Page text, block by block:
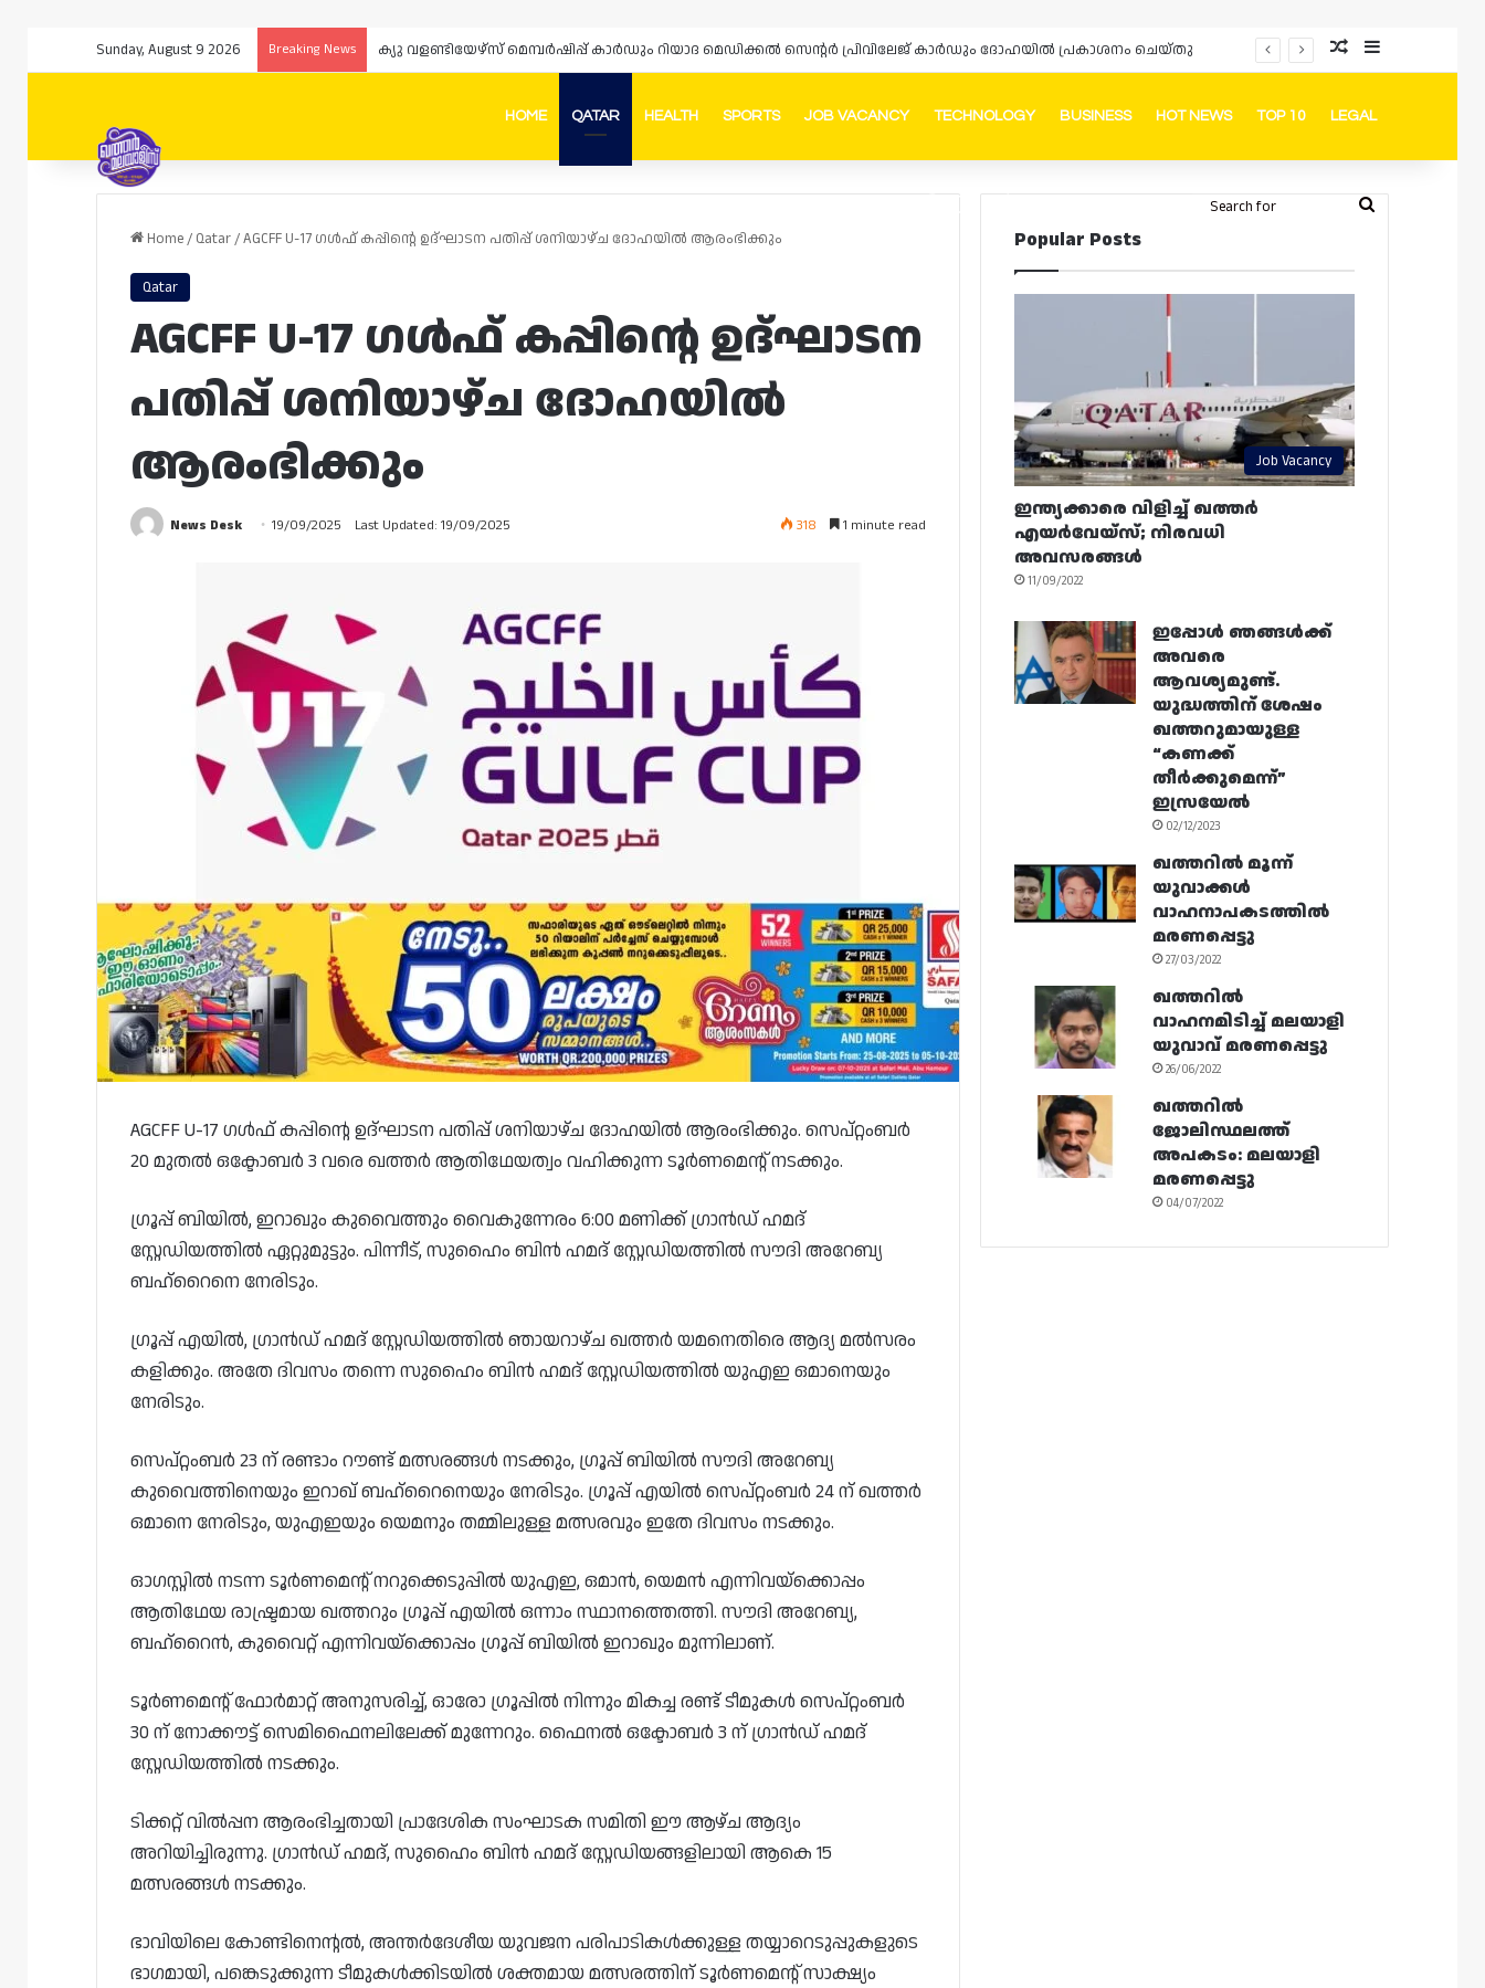
Sunday, August 9 2026 Breaking News ക്യു വളണ്ടിയേഴ്‌സ് മെമ്പർഷിപ്പ് കാർഡും റിയാദ മെഡിക്കൽ സെന്റർ പ്രിവിലേജ് കാർഡും ദോഹയിൽ പ്രകാശനം ചെയ്തു Random Article
Sidebar
HOME QATAR HEALTH SPORTS JOB VACANCY TECHNOLOGY BUSINESS HOT NEWS TOP 10 LEGAL
FacebookInstagram
Telegram
Whatsapp Random Article
Switch skin
Search
Home/ Qatar/AGCFF U-17 ഗൾഫ് കപ്പിന്റെ ഉദ്ഘാടന പതിപ്പ് ശനിയാഴ്ച ദോഹയിൽ ആരംഭിക്കും
Qatar
AGCFF U-17 ഗൾഫ് കപ്പിന്റെ ഉദ്ഘാടന
പതിപ്പ് ശനിയാഴ്ച ദോഹയിൽ
ആരംഭിക്കും
News Desk 19/09/2025 Last Updated: 19/09/2025 318 1 minute read
AGCFF U-17 ഗൾഫ് കപ്പിന്റെ ഉദ്ഘാടന പതിപ്പ് ശനിയാഴ്ച ദോഹയിൽ ആരംഭിക്കും. സെപ്റ്റംബർ
20 മുതൽ ഒക്ടോബർ 3 വരെ ഖത്തർ ആതിഥേയത്വം വഹിക്കുന്ന ടൂർണമെന്റ് നടക്കും.
ഗ്രൂപ്പ് ബിയിൽ, ഇറാഖും കുവൈത്തും വൈകുന്നേരം 6:00 മണിക്ക് ഗ്രാൻഡ് ഹമദ്
സ്റ്റേഡിയത്തിൽ ഏറ്റുമുട്ടും. പിന്നീട്, സുഹൈം ബിൻ ഹമദ് സ്റ്റേഡിയത്തിൽ സൗദി അറേബ്യ
ബഹ്‌റൈനെ നേരിടും.
ഗ്രൂപ്പ് എയിൽ, ഗ്രാൻഡ് ഹമദ് സ്റ്റേഡിയത്തിൽ ഞായറാഴ്ച ഖത്തർ യമനെതിരെ ആദ്യ മൽസരം
കളിക്കും. അതേ ദിവസം തന്നെ സുഹൈം ബിൻ ഹമദ് സ്റ്റേഡിയത്തിൽ യുഎഇ ഒമാനെയും
നേരിടും.
സെപ്റ്റംബർ 23 ന് രണ്ടാം റൗണ്ട് മത്സരങ്ങൾ നടക്കും, ഗ്രൂപ്പ് ബിയിൽ സൗദി അറേബ്യ
കുവൈത്തിനെയും ഇറാഖ് ബഹ്‌റൈനെയും നേരിടും. ഗ്രൂപ്പ് എയിൽ സെപ്റ്റംബർ 24 ന് ഖത്തർ
ഒമാനെ നേരിടും, യുഎഇയും യെമനും തമ്മിലുള്ള മത്സരവും ഇതേ ദിവസം നടക്കും.
ഓഗസ്റ്റിൽ നടന്ന ടൂർണമെന്റ് നറുക്കെടുപ്പിൽ യുഎഇ, ഒമാൻ, യെമൻ എന്നിവയ്‌ക്കൊപ്പം
ആതിഥേയ രാഷ്ട്രമായ ഖത്തറും ഗ്രൂപ്പ് എയിൽ ഒന്നാം സ്ഥാനത്തെത്തി. സൗദി അറേബ്യ,
ബഹ്‌റൈൻ, കുവൈറ്റ് എന്നിവയ്‌ക്കൊപ്പം ഗ്രൂപ്പ് ബിയിൽ ഇറാഖും മുന്നിലാണ്.
ടൂർണമെന്റ് ഫോർമാറ്റ് അനുസരിച്ച്, ഓരോ ഗ്രൂപ്പിൽ നിന്നും മികച്ച രണ്ട് ടീമുകൾ സെപ്റ്റംബർ
30 ന് നോക്കൗട്ട് സെമിഫൈനലിലേക്ക് മുന്നേറും. ഫൈനൽ ഒക്ടോബർ 3 ന് ഗ്രാൻഡ് ഹമദ്
സ്റ്റേഡിയത്തിൽ നടക്കും.
ടിക്കറ്റ് വിൽപ്പന ആരംഭിച്ചതായി പ്രാദേശിക സംഘാടക സമിതി ഈ ആഴ്ച ആദ്യം
അറിയിച്ചിരുന്നു. ഗ്രാൻഡ് ഹമദ്, സുഹൈം ബിൻ ഹമദ് സ്റ്റേഡിയങ്ങളിലായി ആകെ 15
മത്സരങ്ങൾ നടക്കും.
ഭാവിയിലെ കോണ്ടിനെന്റൽ, അന്തർദേശീയ യുവജന പരിപാടികൾക്കുള്ള തയ്യാറെടുപ്പുകളുടെ
ഭാഗമായി, പങ്കെടുക്കുന്ന ടീമുകൾക്കിടയിൽ ശക്തമായ മത്സരത്തിന് ടൂർണമെന്റ് സാക്ഷ്യം
Popular Posts
Job Vacancy
ഇന്ത്യക്കാരെ വിളിച്ച് ഖത്തർ
എയർവേയ്‌സ്; നിരവധി
അവസരങ്ങൾ
11/09/2022
ഇപ്പോൾ ഞങ്ങൾക്ക്
അവരെ
ആവശ്യമുണ്ട്.
യുദ്ധത്തിന് ശേഷം
ഖത്തറുമായുള്ള
“കണക്ക്
തീർക്കുമെന്ന്”
ഇസ്രയേൽ
02/12/2023
ഖത്തറിൽ മൂന്ന്
യുവാക്കൾ
വാഹനാപകടത്തിൽ
മരണപ്പെട്ടു
27/03/2022
ഖത്തറിൽ
വാഹനമിടിച്ച് മലയാളി
യുവാവ് മരണപ്പെട്ടു
26/06/2022
ഖത്തറിൽ
ജോലിസ്ഥലത്ത്
അപകടം: മലയാളി
മരണപ്പെട്ടു
04/07/2022